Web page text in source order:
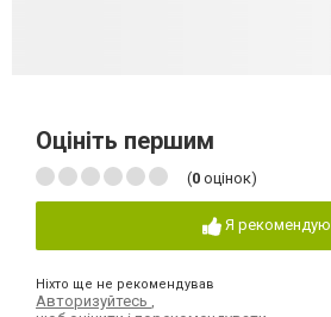
Оцініть першим
(0 оцінок)
Я рекомендую
Ніхто ще не рекомендував
Авторизуйтесь